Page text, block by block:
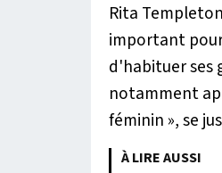
Rita
important
d'habituer ses
notamment
féminin », se
À LIRE AUSSI